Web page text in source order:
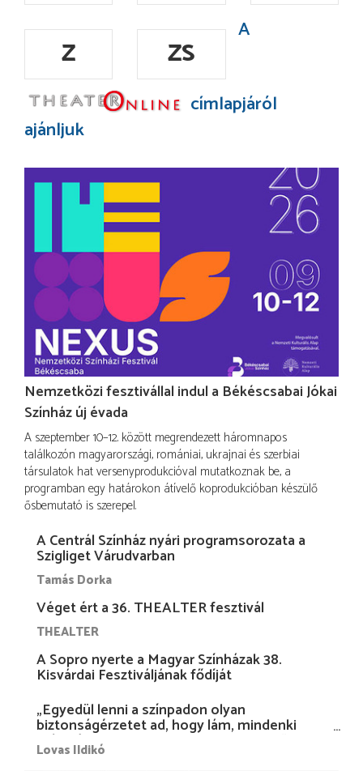
Z
ZS
A
címlapjáról
ajánljuk
Nemzetközi fesztivállal indul a Békéscsabai Jókai
Színház új évada
A szeptember 10–12. között megrendezett háromnapos
találkozón magyarországi, romániai, ukrajnai és szerbiai
társulatok hat versenyprodukcióval mutatkoznak be, a
programban egy határokon átívelő koprodukcióban készülő
ősbemutató is szerepel.
A Centrál Színház nyári programsorozata a
Szigliget Várudvarban
Tamás Dorka
Véget ért a 36. THEALTER fesztivál
THEALTER
A Sopro nyerte a Magyar Színházak 38.
Kisvárdai Fesztiváljának fődíját
„Egyedül lenni a színpadon olyan
biztonságérzetet ad, hogy lám, mindenki
más nélkül is megvagyok magammal…”
Lovas Ildikó